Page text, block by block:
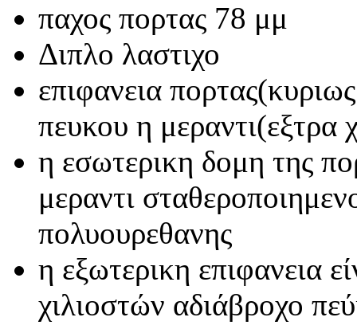
παχος πορτας 78 μμ
Διπλο λαστιχο
επιφανεια
πευκου η μεραντι(εξτρα
η εσωτερικη δομη της
μεραντι
πολυουρεθανης
η εξωτερικη επιφανεια
χιλιοστών αδιάβροχο